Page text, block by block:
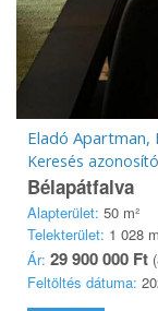
Eladó Apartman,
Keresés
Bélapátfalva
Alapterület: 50 m²
Telekterület: 1 028
Ár: 29 900 000 Ft
Feltöltés dátuma: